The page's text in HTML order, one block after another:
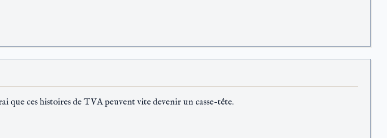
que ces histoires de TVA peuvent vite devenir un casse-tête.